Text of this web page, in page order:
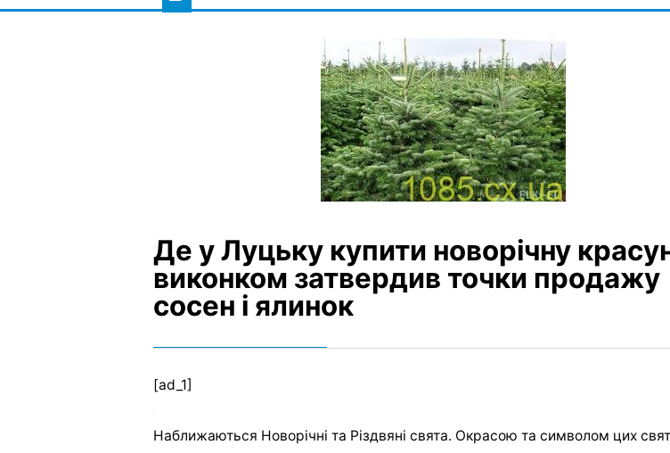
Де у Луцьку купити новорічну
виконком затвердив точки продажу
сосен і ялинок
[ad_1]
Наближаються Новорічні та Різдвяні свята. Окрасою та символом цих